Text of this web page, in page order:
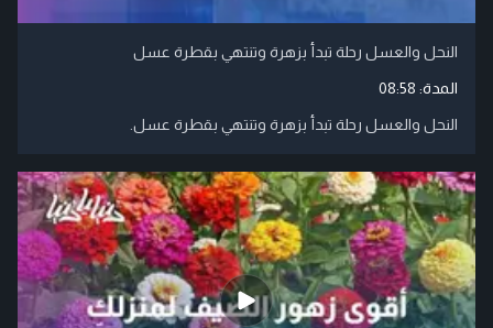
النحل والعسل رحلة تبدأ بزهرة وتنتهي بقطرة عسل
المدة: 08:58
النحل والعسل رحلة تبدأ بزهرة وتنتهي بقطرة عسل.